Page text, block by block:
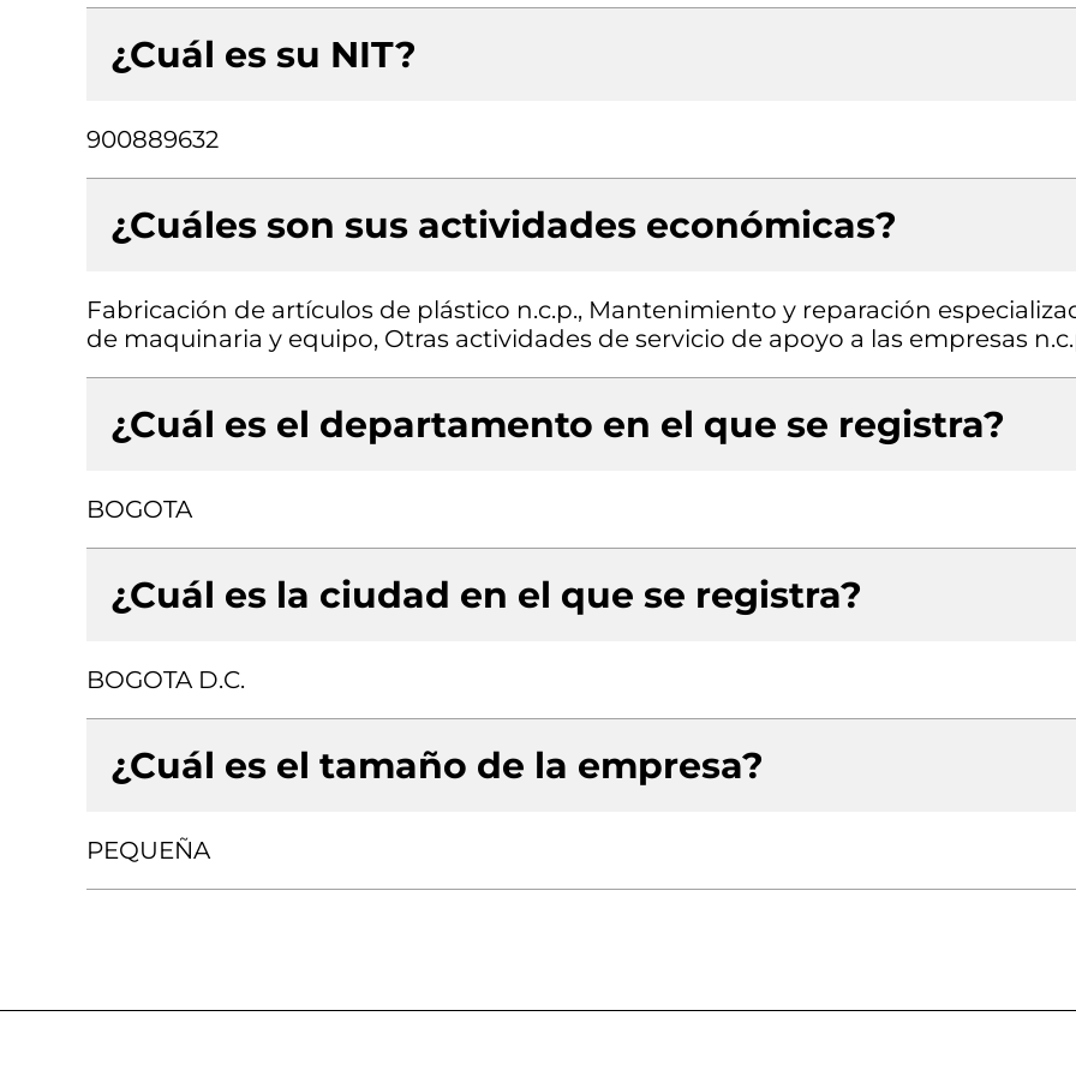
¿Cuál es su NIT?
900889632
¿Cuáles son sus actividades económicas?
Fabricación de artículos de plástico n.c.p., Mantenimiento y reparación
de maquinaria y equipo, Otras actividades de servicio de apoyo a las empresas
¿Cuál es el departamento en el que se registra?
BOGOTA
¿Cuál es la ciudad en el que se registra?
BOGOTA D.C.
¿Cuál es el tamaño de la empresa?
PEQUEÑA